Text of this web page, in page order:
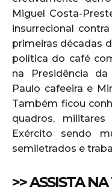
Miguel Costa-
insurrecional
primeiras décadas
política do café
na Presidência
Paulo cafeeira e
Também ficou
quadros,
Exército sendo
semiletrados e
>> ASSISTA